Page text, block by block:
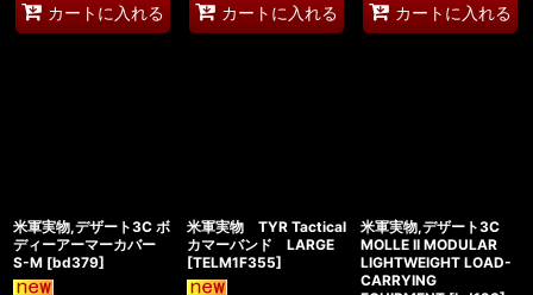
カートに入れる カートに入れる カートに入れる
米軍実物,デザート3C ボ
ディーアーマーカバー
S-M [bd379]
米軍実物 TYR Tactical
カマーバンド LARGE
[TELM1F355]
米軍実物,デザート3C
MOLLE II MODULAR
LIGHTWEIGHT LOAD-
CARRYING